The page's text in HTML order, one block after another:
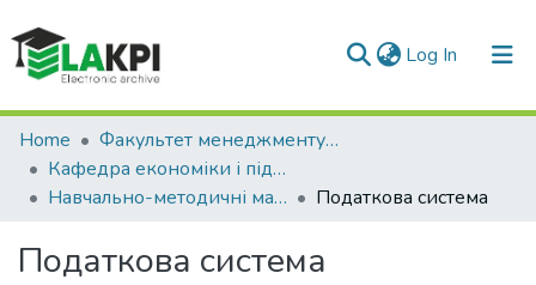
Log In (current)
Communities & Collections
All of DSpace
Home
Факультет менеджменту та маркетингу (ФММ)
Кафедра економіки і підприємництва (КЕП)
Навчально-методичні матеріали (КЕП)
Податкова система
Податкова система